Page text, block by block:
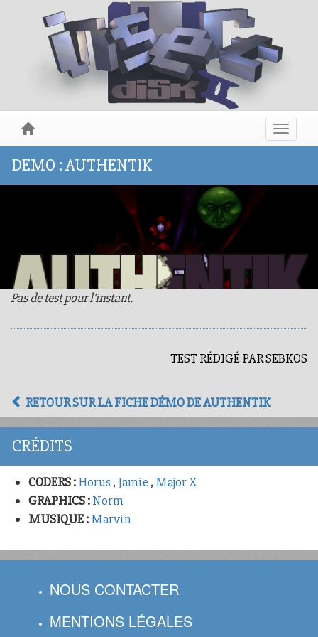
Toggle
DEMO : AUTHENTIK
Pas de test pour l'instant.
TEST RÉDIGÉ PAR SEBKOS
RETOUR SUR LA FICHE DÉMO DE AUTHENTIK
CRÉDITS
CODERS :Horus , Jamie , Major X
GRAPHICS :Norm
MUSIQUE :Marvin
NOUS CONTACTER
MENTIONS LÉGALES